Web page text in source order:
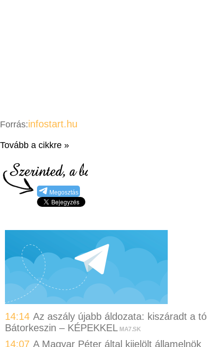
Forrás:infostart.hu
Tovább a cikkre »
Megosztás
14:14 Az aszály újabb áldozata: kiszáradt a tó
Bátorkeszin – KÉPEKKEL MA7.SK
14:07 A Magyar Péter által kijelölt államelnök